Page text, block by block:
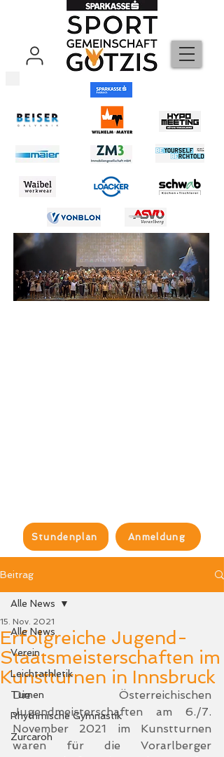
Stundenplan Anmeldung
Beitrag
Alle News
Verein
Leichtathletik
Turnen
Rhythmische Gymnastik
Zurcaroh
Alle News
Erfolgreiche Jugend-
Staatsmeisterschaften im
Kunstturnen in Innsbruck
15. Nov. 2021
Die Österreichischen
Jugendmeisterschaften am 6./7.
November 2021 im Kunstturnen
waren für die Vorarlberger